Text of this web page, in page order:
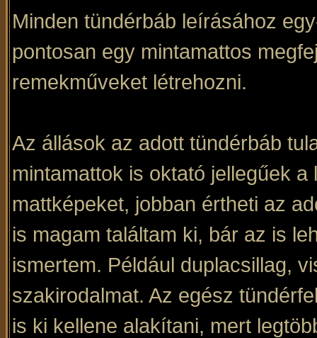
Minden tündérbáb leírásához
pontosan egy mintamattos
remekműveket létrehozni.
Az állások az adott tündérbáb
mintamattok is oktató jellegűek
mattképeket, jobban értheti az
is magam találtam ki, bár az is
ismertem. Például duplacsillag,
szakirodalmat. Az egész
is ki kellene alakítani, mert